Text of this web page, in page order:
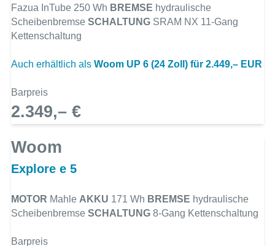
Fazua InTube 250 Wh BREMSE hydraulische
Scheibenbremse SCHALTUNG SRAM NX 11-Gang
Kettenschaltung
Auch erhältlich als Woom UP 6 (24 Zoll) für 2.449,– EUR
Barpreis
2.349,– €
Woom
Explore e 5
MOTOR Mahle AKKU 171 Wh BREMSE hydraulische
Scheibenbremse SCHALTUNG 8-Gang Kettenschaltung
Barpreis